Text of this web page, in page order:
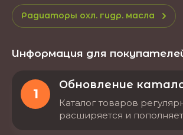
Радиаторы охл. гидр. масла
Информация для
1
Обновление
Каталог товаров
расширяется и